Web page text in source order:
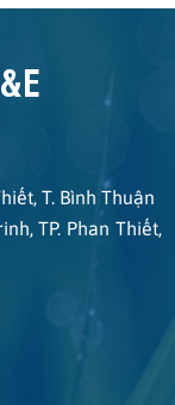
T. Bình Thuận
TP. Phan Thiết,